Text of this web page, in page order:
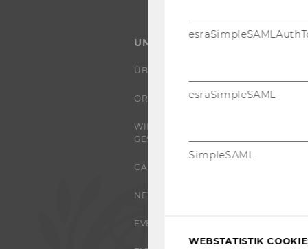
UNIVERSITÄT
ÜBER DIE WU
ORGANISATION
WIRTSCHAFT UND
GESELLSCHAFT
CAMPUS
NEWS
EVENTS ARCHIV
esraSimpleSAML
SimpleSAML
WEBSTATISTIK